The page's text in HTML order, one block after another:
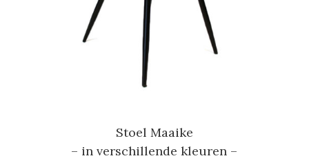
Stoel Maaike
– in verschillende kleuren –